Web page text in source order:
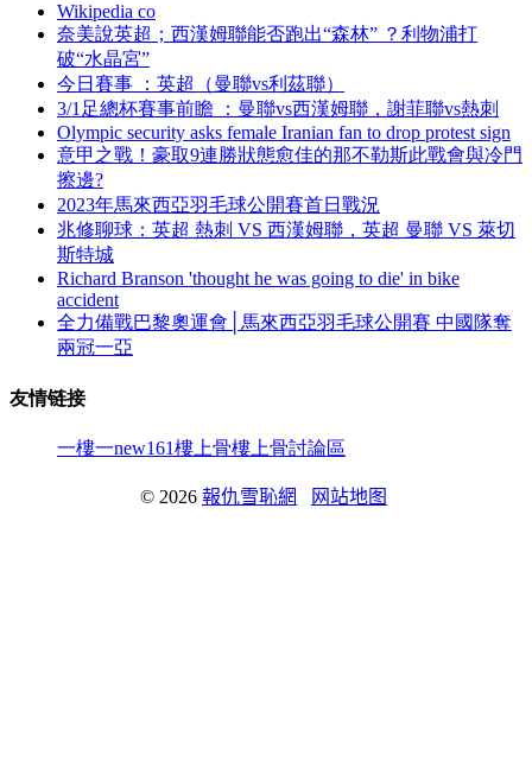
Wikipedia co
奈美說英超；西漢姆聯能否跑出“森林” ？利物浦打
破“水晶宮”
今日賽事 ：英超（曼聯vs利茲聯）
3/1足總杯賽事前瞻 ：曼聯vs西漢姆聯，謝菲聯vs熱刺
Olympic security asks female Iranian fan to drop protest sign
意甲之戰！豪取9連勝狀態愈佳的那不勒斯此戰會與冷門
擦邊?
2023年馬來西亞羽毛球公開賽首日戰況
兆修聊球：英超 熱刺 VS 西漢姆聯 ，英超 曼聯 VS 萊切
斯特城
Richard Branson 'thought he was going to die' in bike
accident
全力備戰巴黎奧運會│馬來西亞羽毛球公開賽 中國隊奪
兩冠一亞
友情链接
一樓一new161樓上骨樓上骨討論區
© 2026 報仇雪恥網 网站地图